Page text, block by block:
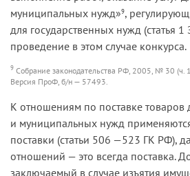
муниципальных нужд»9,
для государственных нужд (статья 1
проведение в этом случае конкурса.
9 Собрание законодательства РФ, 2005, № 30 (ч.
Версия ПроФ, б/н — 57493.
К отношениям по поставке товаров
и муниципальных нужд
поставки (статьи 506 —523 ГК РФ),
отношений — это всегда поставка.
заключаемый в случае изъятия